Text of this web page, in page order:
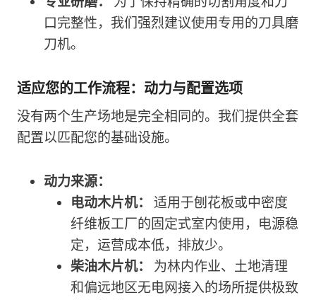
口完整性，我们强烈建议使用专用的刀具磨
刀机。
适应您的工作流程：动力与配置选项
没有两个生产场地是完全相同的。我们提供全套
配置以匹配您的基础设施。
动力来源：
电动木片机：
适用于刨花板或中密度
纤维板工厂的固定式室内使用，电源稳
定，运营成本低，排放少。
柴油木片机：
为林内作业、土地清理
和偏远地区无电网接入的场所提供极致